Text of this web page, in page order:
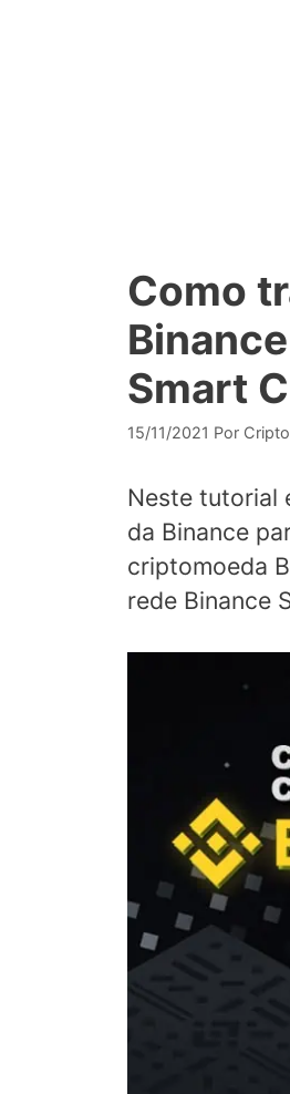
Como
Smart
15/11/2021 Por
Neste tutorial
da Binance
criptomoeda
rede Binance